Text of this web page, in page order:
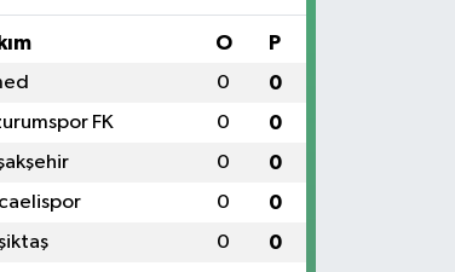
O P
0 0
FK 0 0
0 0
0 0
0 0